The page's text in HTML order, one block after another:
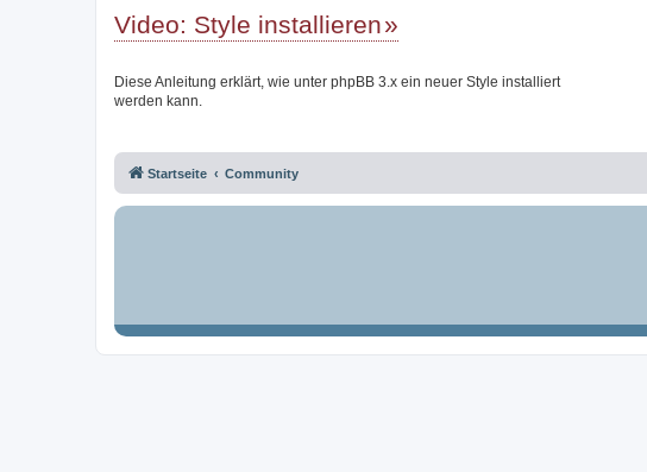
Video: Style installieren
Diese Anleitung erklärt, wie unter phpBB 3.x ein neuer Style installiert
werden kann.
Startseite Community